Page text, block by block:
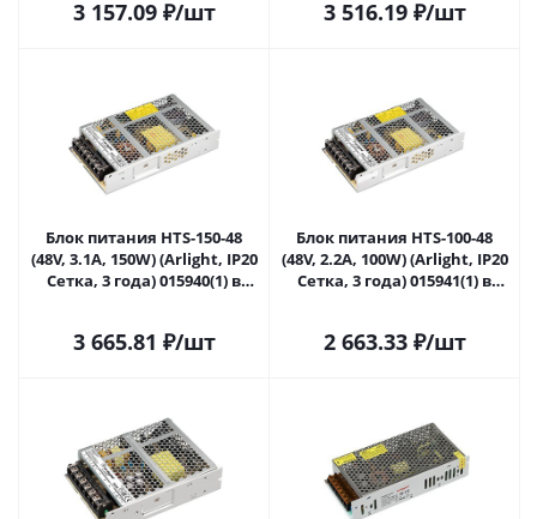
3 157.09₽/шт 3 516.19₽/шт
Блок питания HTS-150-48
(48V, 3.1A, 150W) (Arlight, IP20
Сетка, 3 года) 015940(1) в
3 665.81 ₽/шт
Блок питания HTS-100-48
(48V, 2.2A, 100W) (Arlight, IP20
Сетка, 3 года) 015941(1) в
2 663.33₽/шт